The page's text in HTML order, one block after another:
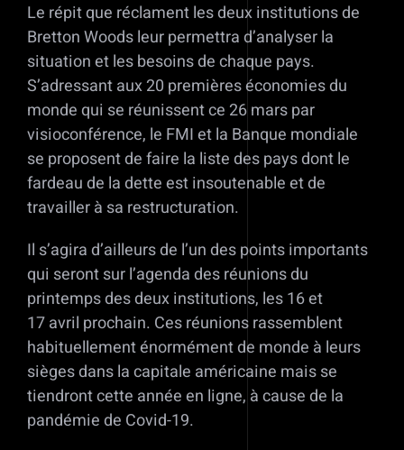
Le répit que réclament les deux institutions de
Bretton Woods leur permettra d’analyser la
situation et les besoins de chaque pays.
S’adressant aux 20 premières économies du
monde qui se réunissent ce 26 mars par
visioconférence, le FMI et la Banque mondiale
se proposent de faire la liste des pays dont le
fardeau de la dette est insoutenable et de
travailler à sa restructuration.
Il s’agira d’ailleurs de l’un des points importants
qui seront sur l’agenda des réunions du
printemps des deux institutions, les 16 et
17 avril prochain. Ces réunions rassemblent
habituellement énormément de monde à leurs
sièges dans la capitale américaine mais se
tiendront cette année en ligne, à cause de la
pandémie de Covid-19.